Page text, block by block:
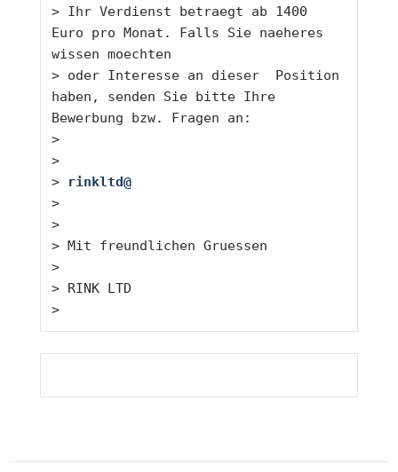
> Ihr Verdienst betraegt ab 1400
Euro pro Monat. Falls Sie naeheres
wissen moechten
> oder Interesse an dieser  Position
haben, senden Sie bitte Ihre
Bewerbung bzw. Fragen an:
>
>
>
rinkltd@
>
>
>
Mit freundlichen Gruessen
>
>
RINK LTD
>